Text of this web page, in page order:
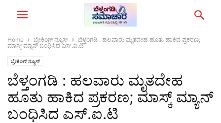
Home ಬ್ರೇಕಿಂಗ್‌ ನ್ಯೂಸ್
ಬೆಳ್ತಂಗಡಿ : ಹಲವಾರು ಮೃತದೇಹ ಹೂತು ಹಾಕಿದ ಪ್ರಕರಣ;
ಮಾಸ್ಕ್ ಮ್ಯಾನ್ ಬಂಧಿಸಿದ ಎಸ್.ಐ.ಟಿ
ಬ್ರೇಕಿಂಗ್‌ ನ್ಯೂಸ್
ಬೆಳ್ತಂಗಡಿ : ಹಲವಾರು ಮೃತದೇಹ
ಹೂತು ಹಾಕಿದ ಪ್ರಕರಣ; ಮಾಸ್ಕ್ ಮ್ಯಾನ್
ಬಂಧಿಸಿದ ಎಸ್.ಐ.ಟಿ